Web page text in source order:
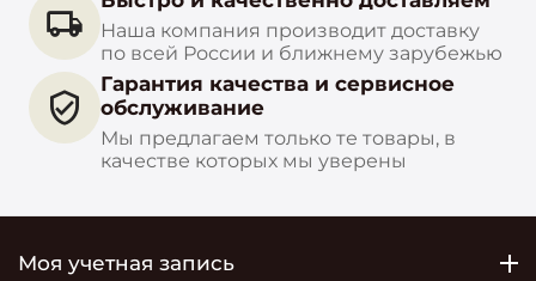
Наша компания производит доставку
по всей России и ближнему зарубежью
Гарантия качества и сервисное
обслуживание
Мы предлагаем только те товары, в
качестве которых мы уверены
Моя учетная запись